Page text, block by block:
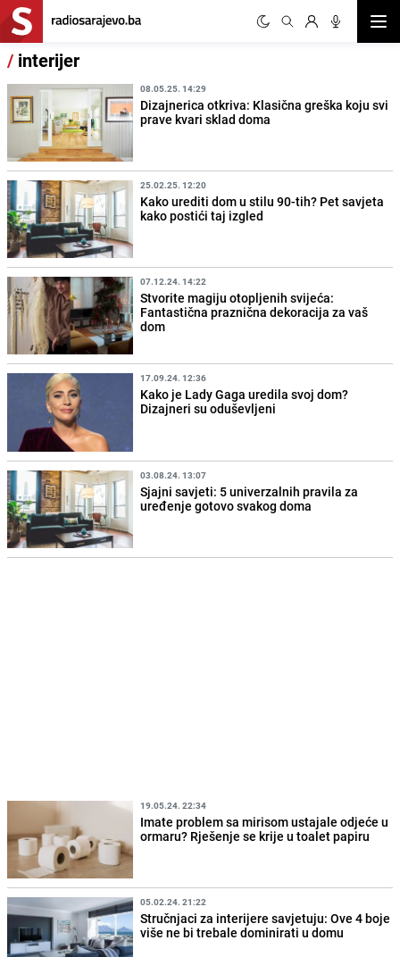
/ interijer
08.05.25. 14:29
Dizajnerica otkriva: Klasična greška koju svi
prave kvari sklad doma
25.02.25. 12:20
Kako urediti dom u stilu 90-tih? Pet savjeta
kako postići taj izgled
07.12.24. 14:22
Stvorite magiju otopljenih svijeća:
Fantastična praznična dekoracija za vaš
dom
17.09.24. 12:36
Kako je Lady Gaga uredila svoj dom?
Dizajneri su oduševljeni
03.08.24. 13:07
Sjajni savjeti: 5 univerzalnih pravila za
uređenje gotovo svakog doma
19.05.24. 22:34
Imate problem sa mirisom ustajale odjeće u
ormaru? Rješenje se krije u toalet papiru
05.02.24. 21:22
Stručnjaci za interijere savjetuju: Ove 4 boje
više ne bi trebale dominirati u domu